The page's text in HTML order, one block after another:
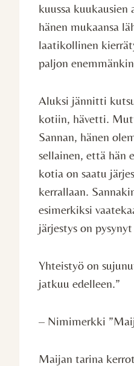
kuussa kuukausien
hänen mukaansa
laatikollinen
paljon
Aluksi jännitti
kotiin, hävetti.
Sannan, hänen
sellainen, että hän
kotia on saatu
kerrallaan.
esimerkiksi
järjestys on
Yhteistyö on
jatkuu edelleen.”
– Nimimerkki
Maijan tarina